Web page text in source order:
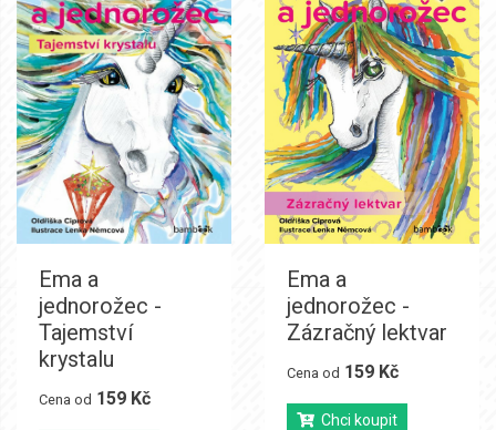
Ema a
jednorožec -
Tajemství
krystalu
Cena od 159 Kč
Ema a
jednorožec -
Zázračný lektvar
Cena od 159 Kč
Chci koupit